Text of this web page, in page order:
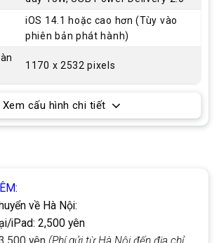
về Hà Nội:
2,500 yên
iOS 14.1 hoặc cao hơn (Tùy vào
phiên bản phát hành)
1170 x 2532 pixels
Xem cấu hình chi tiết